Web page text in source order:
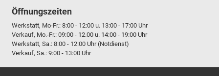
Öffnungszeiten
Werkstatt, Mo-Fr.: 8:00 - 12:00 u. 13:00 - 17:00 Uhr
Verkauf, Mo.-Fr.: 09:00 - 12.00 u. 14:00 - 19:00 Uhr
Werkstatt, Sa.: 8:00 - 12:00 Uhr (Notdienst)
Verkauf, Sa.: 9:00 - 13:00 Uhr